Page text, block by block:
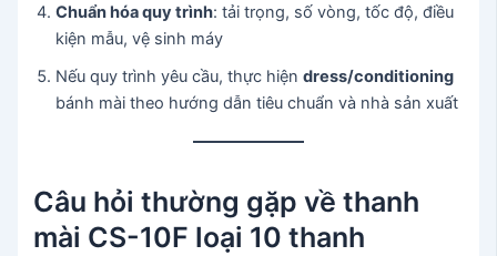
Chuẩn hóa quy trình: tải trọng, số vòng, tốc độ, điều
kiện mẫu, vệ sinh máy
Nếu quy trình yêu cầu, thực hiệndress/conditioning
bánh mài theo hướng dẫn tiêu chuẩn và nhà sản xuất
Câu hỏi thường gặp về thanh
mài CS-10F loại 10 thanh